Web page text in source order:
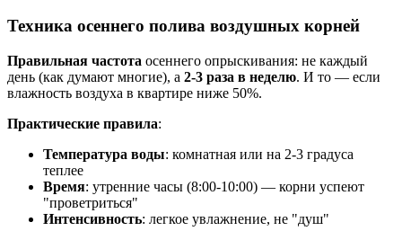
Техника осеннего полива воздушных корней
Правильная частота осеннего опрыскивания: не каждый
день (как думают многие), а 2-3 раза в неделю. И то — если
влажность воздуха в квартире ниже 50%.
Практические правила:
Температура воды: комнатная или на 2-3 градуса
теплее
Время: утренние часы (8:00-10:00) — корни успеют
"проветриться"
Интенсивность: легкое увлажнение, не "душ"